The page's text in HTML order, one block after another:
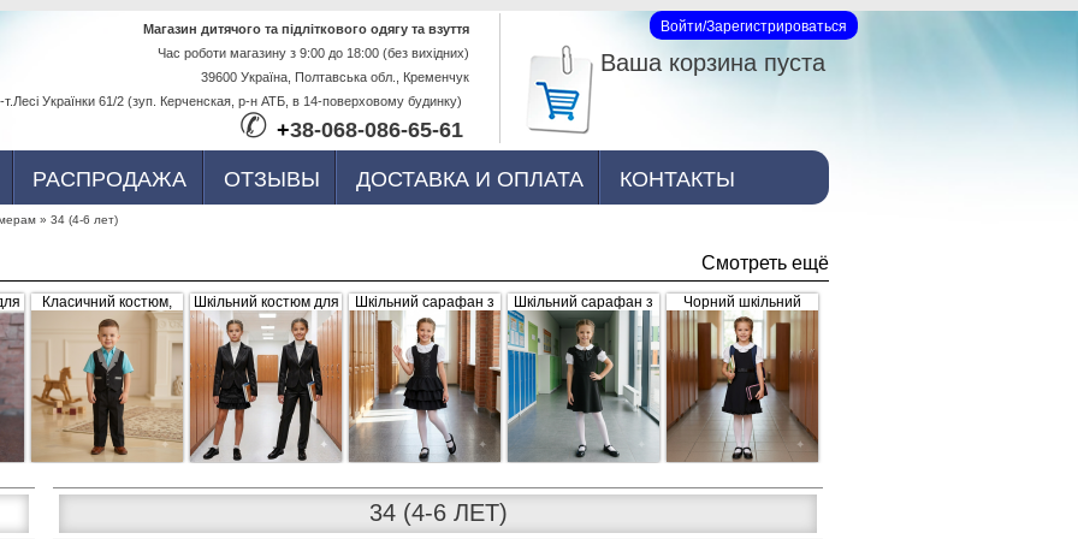
Перейти к
основному
содержанию
РАСПРОДАЖА ОТЗЫВЫ ДОСТАВКА И ОПЛАТА КОНТАКТЫ
Вход на сайт
Войти/Зарегистрироваться
Ваша корзина пуста
Магазин дитячого та підліткового одягу та взуття
Час роботи магазину з 9:00 до 18:00 (без вихідних)
39600 Україна, Полтавська обл., Кременчук
т.Лесі Українки 61/2 (зуп. Керченская, р-н АТБ, в 14-поверховому будинку)
✆ +38-068-086-65-61
» 34 (4-6 лет)
Смотреть ещё
Класичний костюм,
чорний з сіро-білими
вставками (жилетка +
штани)
Шкільний костюм для
дівчинки, трійка
Шкільний сарафан з
рюшами, чорний
Шкільний сарафан з
брошкою, чорний
Чорний шкільний
сарафан для дівчинки
з рюшками внизу та
завищеним поясом
(арт.398)
34 (4-6 ЛЕТ)